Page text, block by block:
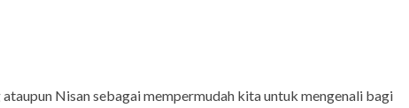
Nisan sebagai mempermudah kita untuk mengenali bagi